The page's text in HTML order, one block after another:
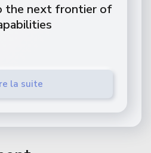
the next frontier of
la suite